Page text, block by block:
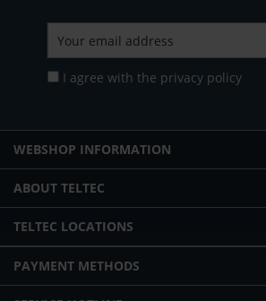
I agree with the privacy policy
WEBSHOP INFORMATION
ABOUT TELTEC
TELTEC LOCATIONS
PAYMENT METHODS